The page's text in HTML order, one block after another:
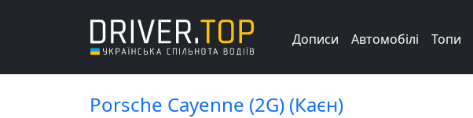
Дописи Автомобілі Топи
Porsche Cayenne (2G) (Каєн)